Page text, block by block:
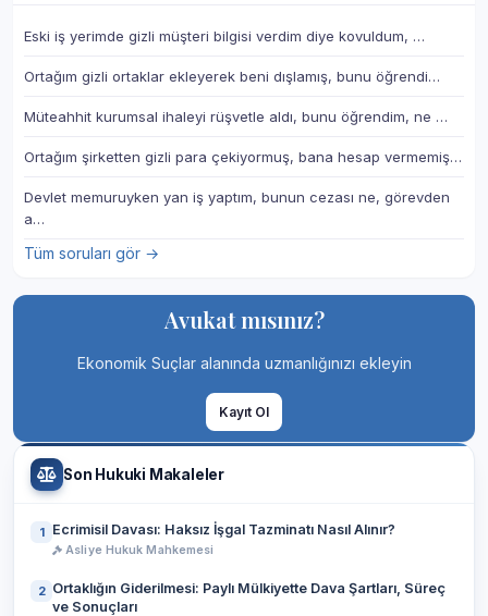
Eski iş yerimde gizli müşteri bilgisi verdim diye kovuldum, …
Ortağım gizli ortaklar ekleyerek beni dışlamış, bunu öğrendi…
Müteahhit kurumsal ihaleyi rüşvetle aldı, bunu öğrendim, ne …
Ortağım şirketten gizli para çekiyormuş, bana hesap vermemiş…
Devlet memuruyken yan iş yaptım, bunun cezası ne, görevden
a…
Tüm soruları gör →
Avukat mısınız?
Ekonomik Suçlar alanında uzmanlığınızı ekleyin
Kayıt Ol
Son Hukuki Makaleler
1 Ecrimisil Davası: Haksız İşgal Tazminatı Nasıl Alınır?
Asliye Hukuk Mahkemesi
2 Ortaklığın Giderilmesi: Paylı Mülkiyette Dava Şartları, Süreç
ve Sonuçları